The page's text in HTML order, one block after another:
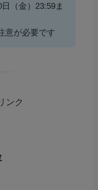
（金）23:59ま
意が必要です
ンク